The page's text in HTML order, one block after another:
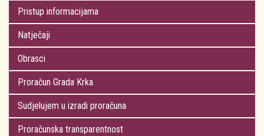
Pristup informacijama
Natječaji
Obrasci
Proračun Grada Krka
Sudjelujem u izradi proračuna
Proračunska transparentnost